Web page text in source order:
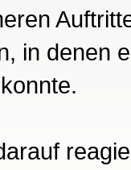
in denen